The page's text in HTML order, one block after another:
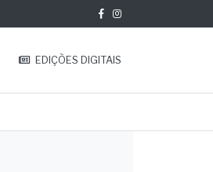
EDIÇÕES DIGITAIS